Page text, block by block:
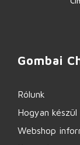
Gombai
Rólunk
Hogyan készül
Webshop